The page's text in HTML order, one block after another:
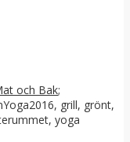
och Bak;
, grill, grönt,
, yoga